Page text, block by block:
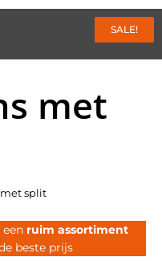
SALE!
met
split
ruim assortiment
beste prijs